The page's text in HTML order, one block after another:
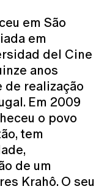
em São
em
del Cine
anos
de realização
Em 2009
o povo
tem
de um
Krahô. O seu